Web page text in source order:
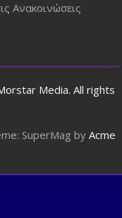
Ανακοινώσεις
Media. All rights
SuperMag byAcme